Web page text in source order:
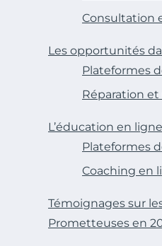
Consultation
Les opportunités
Plateformes
Réparation
L’éducation en
Plateformes
Coaching en
Témoignages sur
Prometteuses en